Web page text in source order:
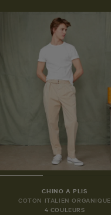
CHINO A PLIS
COTON ITALIEN ORGANIQUE
4 COULEURS